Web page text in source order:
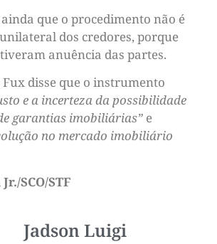
que o procedimento não é
dos credores, porque
anuência das partes.
Fux disse que o instrumento
e a incerteza da possibilidade
garantias imobiliárias” e
no mercado imobiliário
SCO/STF
Jadson Luigi